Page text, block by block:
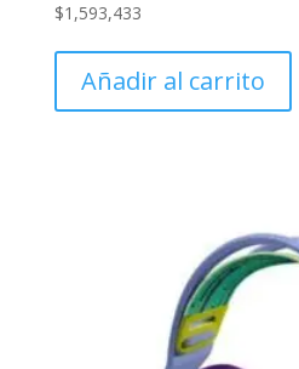
$1,593,433
Añadir al carrito